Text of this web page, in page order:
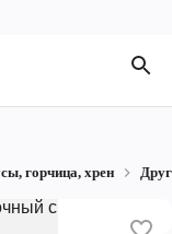
горчица, хрен